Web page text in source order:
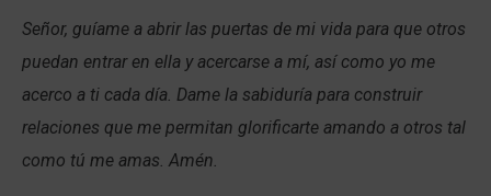
Señor, guíame a abrir las puertas de mi vida para que otros
puedan entrar en ella y acercarse a mí, así como yo me
acerco a ti cada día. Dame la sabiduría para construir
relaciones que me permitan glorificarte amando a otros tal
como tú me amas. Amén.